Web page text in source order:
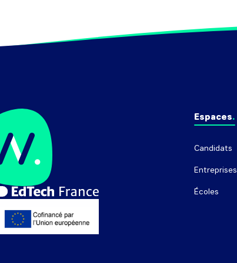
Espaces
Candidats
Entreprises
Écoles